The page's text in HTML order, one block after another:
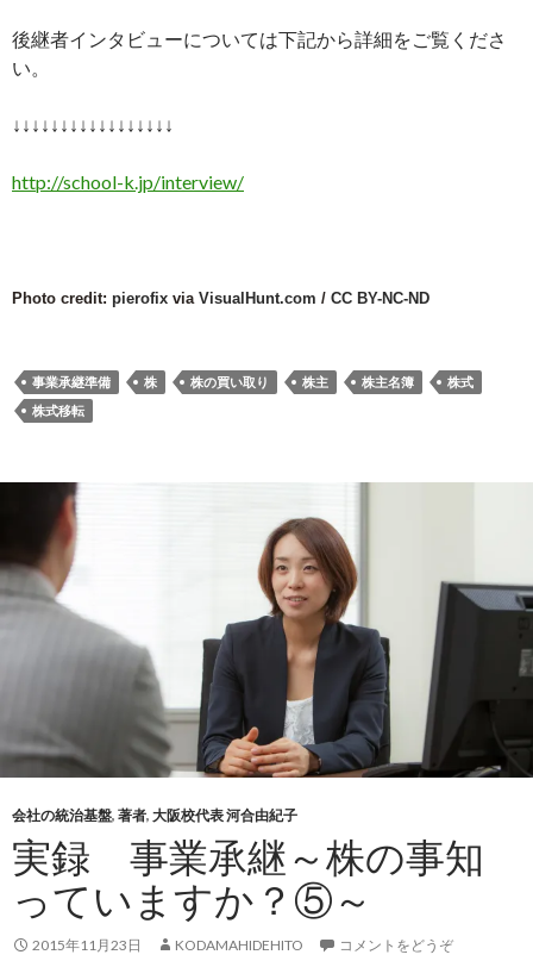
後継者インタビューについては下記から詳細をご覧くださ
い。
↓↓↓↓↓↓↓↓↓↓↓↓↓↓↓↓↓
http://school-k.jp/interview/
Photo credit: pierofix via VisualHunt.com / CC BY-NC-ND
事業承継準備 株 株の買い取り 株主 株主名簿
株式
株式移転
会社の統治基盤, 著者, 大阪校代表 河合由紀子
実録 事業承継～株の事知
っていますか？⑤～
2015年11月23日 KODAMAHIDEHITO コメントをどうぞ